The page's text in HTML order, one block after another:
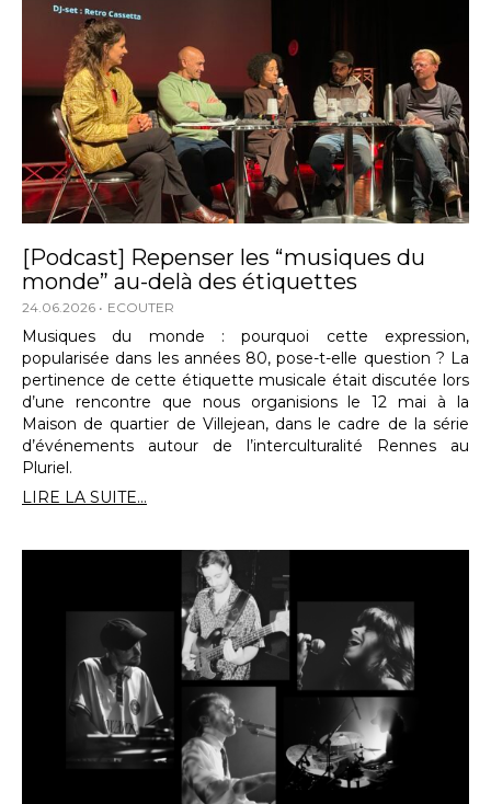
[Podcast] Repenser les “musiques du
monde” au-delà des étiquettes
24.06.2026 ECOUTER
Musiques du monde : pourquoi cette expression,
popularisée dans les années 80, pose-t-elle question ? La
pertinence de cette étiquette musicale était discutée lors
d’une rencontre que nous organisions le 12 mai à la
Maison de quartier de Villejean, dans le cadre de la série
d’événements autour de l’interculturalité Rennes au
Pluriel.
LIRE LA SUITE...